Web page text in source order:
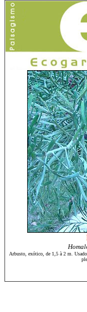
Arbusto, exótico, de 1,5 à 2 m.